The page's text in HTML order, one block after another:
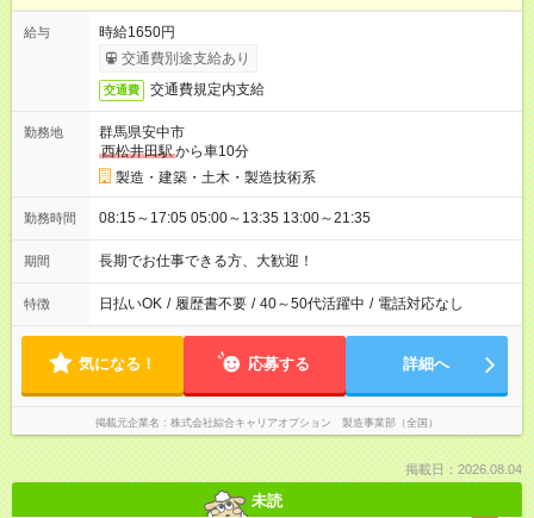
給与
時給1650円
交通費別途支給あり
交通費 交通費規定内支給
勤務地
群馬県安中市
西松井田駅から車10分
製造・建築・土木・製造技術系
勤務時間 08:15～17:05 05:00～13:35 13:00～21:35
期間 長期でお仕事できる方、大歓迎！
特徴 日払いOK / 履歴書不要 / 40～50代活躍中 / 電話対応なし
気になる！ 応募する 詳細へ
掲載元企業名 株式会社綜合キャリアオプション 製造事業部（全国）
掲載日：2026.08.04
未読